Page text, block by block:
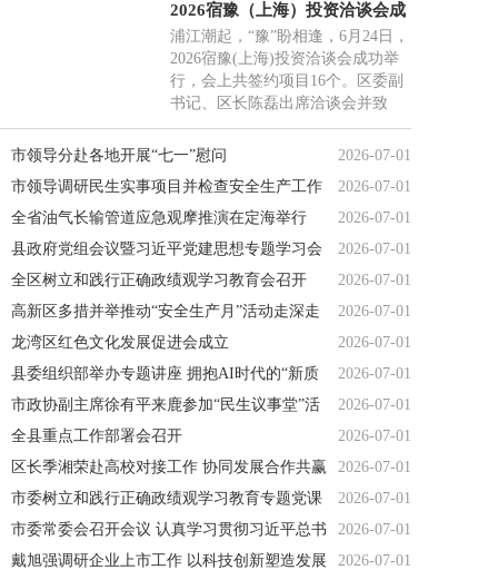
总书记在《求是》杂志发表的《一
体推进教育科技人才发展》重要文
章精神。会上，姜华围绕学习贯彻
习近平党建思想讲授专题党课。副
县长参加会议，县人大、县政协有
关领导应邀参加会议。
2026宿豫（上海）投资洽谈会成
功举办
浦江潮起，“豫”盼相逢，6月24日，
2026宿豫(上海)投资洽谈会成功举
行，会上共签约项目16个。区委副
书记、区长陈磊出席洽谈会并致
辞，区委副书记张成龙主持洽谈
会。来自上海及周边地区的40余名
作、共谋发展。
2026-07-01
市领导分赴各地开展“七一”慰问
2026-07-01
市领导调研民生实事项目并检查安全生产工作
2026-07-01
全省油气长输管道应急观摩推演在定海举行
2026-07-01
县政府党组会议暨习近平党建思想专题学习会
召开
2026-07-01
全区树立和践行正确政绩观学习教育会召开
2026-07-01
高新区多措并举推动“安全生产月”活动走深走
实
2026-07-01
龙湾区红色文化发展促进会成立
2026-07-01
县委组织部举办专题讲座 拥抱AI时代的“新质
生产力”
2026-07-01
市政协副主席徐有平来鹿参加“民生议事堂”活
动
2026-07-01
全县重点工作部署会召开
2026-07-01
区长季湘荣赴高校对接工作 协同发展合作共赢
2026-07-01
市委树立和践行正确政绩观学习教育专题党课
举办
2026-07-01
市委常委会召开会议 认真学习贯彻习近平总书
记 重要讲话重要指示精神
2026-07-01
戴旭强调研企业上市工作 以科技创新塑造发展